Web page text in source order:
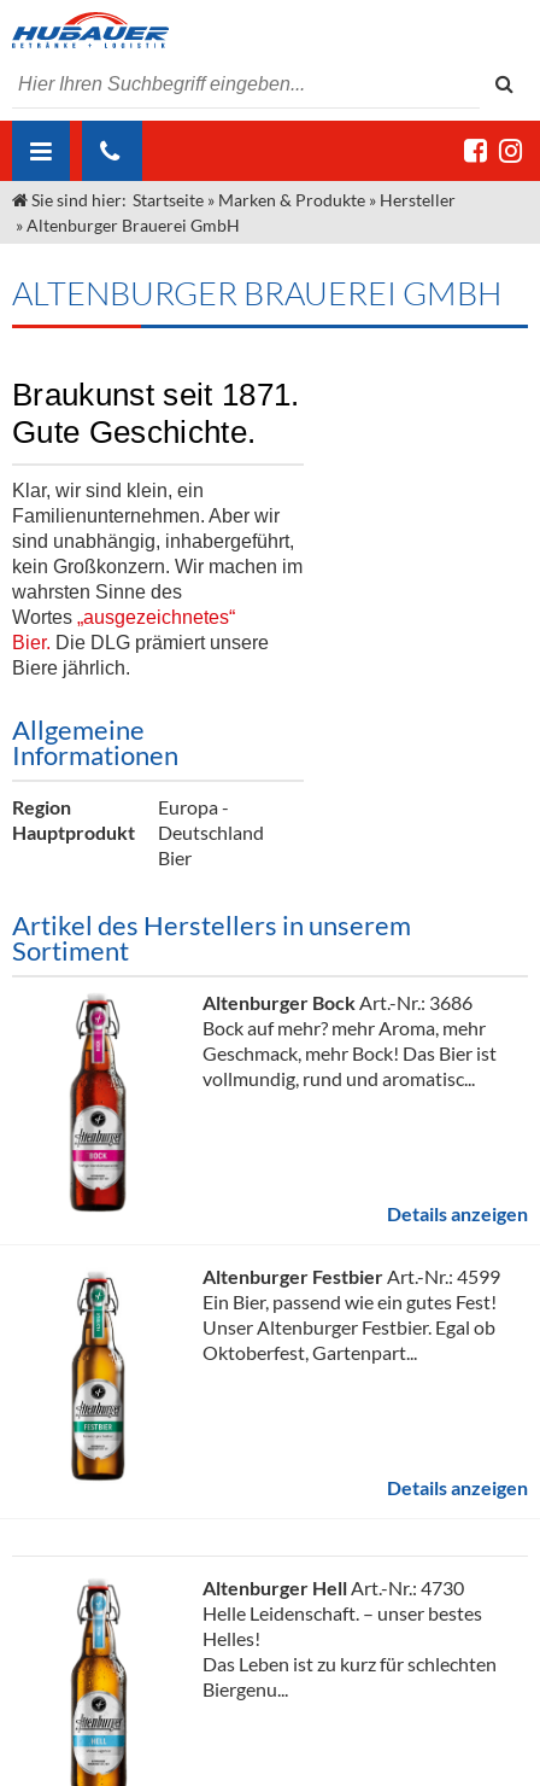
ÜBER UNS
Unser Liefergebiet
Kontakt
Angebote Gastronomie & Großhandel
Großhandel
"DroughtMaster"
Neuigkeiten
Termine
MARKEN & PRODUKTE
Sirup
Bier
Alkoholfreie Getränke
Öle & Küchenartikel
Kaffee
Equipment
Hygieneartikel & Desinfektion
Kommisionskauf & Lieferbedingungen
Sie sind hier: Startseite » Marken & Produkte » Hersteller
»Altenburger Brauerei GmbH
ALTENBURGER BRAUEREI GMBH
Braukunst seit 1871.
Gute Geschichte.
Klar, wir sind klein, ein
Familienunternehmen. Aber wir
sind unabhängig, inhabergeführt,
kein Großkonzern. Wir machen im
wahrsten Sinne des
Wortes „ausgezeichnetes“
Bier. Die DLG prämiert unsere
Biere jährlich.
Allgemeine
Informationen
Region
Europa -
Deutschland
Hauptprodukt
Bier
Artikel des Herstellers in unserem
Sortiment
Altenburger BockArt.-Nr.: 3686
Bock auf mehr? mehr Aroma, mehr
Geschmack, mehr Bock! Das Bier ist
vollmundig, rund und aromatisc...
Details anzeigen
Altenburger FestbierArt.-Nr.: 4599
Ein Bier, passend wie ein gutes Fest!
Unser Altenburger Festbier. Egal ob
Oktoberfest, Gartenpart...
Details anzeigen
Altenburger HellArt.-Nr.: 4730
Helle Leidenschaft. – unser bestes
Helles!
Das Leben ist zu kurz für schlechten
Biergenu...